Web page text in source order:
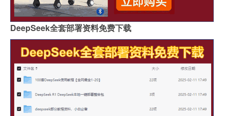
DeepSeek全套部署资料免费下载